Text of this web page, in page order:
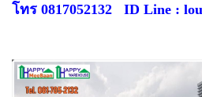
โทร 0817052132 ID Line :